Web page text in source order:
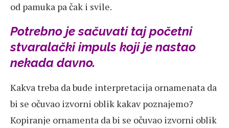
od pamuka pa čak i svile.
Potrebno je sačuvati taj početni
stvaralački impuls koji je nastao
nekada davno.
Kakva treba da bude interpretacija ornamenata da
bi se očuvao izvorni oblik kakav poznajemo?
Kopiranje ornamenta da bi se očuvao izvorni oblik